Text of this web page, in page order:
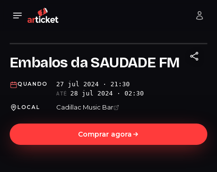
Embalos da SAUDADE FM
QUANDO 27 jul 2024 · 21:30
ATÉ 28 jul 2024 · 02:30
LOCAL Cadillac Music Bar
Comprar agora